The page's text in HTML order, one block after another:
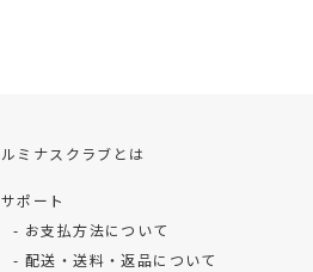
ルミナスクラブとは
サポート
お支払方法について
配送・送料・返品について